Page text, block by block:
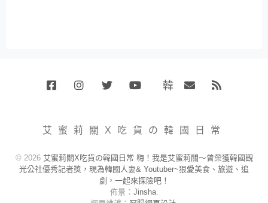
韓
小
賣
艾蜜莉關X吃貨の韓國日常
© 2026 艾蜜莉關X吃貨の韓國日常 嗨！我是艾蜜莉關～曾榮獲韓國觀
光公社優秀記者獎，現為韓國人妻& Youtuber~狠愛美食、旅遊、追
劇，一起來探險吧！
佈景： Jinsha.